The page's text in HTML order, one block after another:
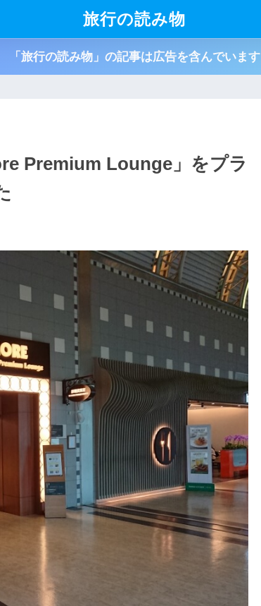
旅行の読み物
「旅行の読み物」の記事は広告を含んでいます
Premium Lounge」をプラ